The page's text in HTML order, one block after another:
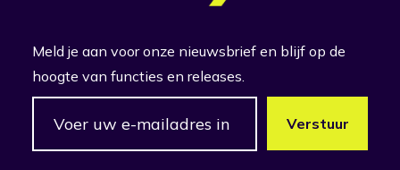
Meld je aan voor onze nieuwsbrief en blijf op de
hoogte van functies en releases.